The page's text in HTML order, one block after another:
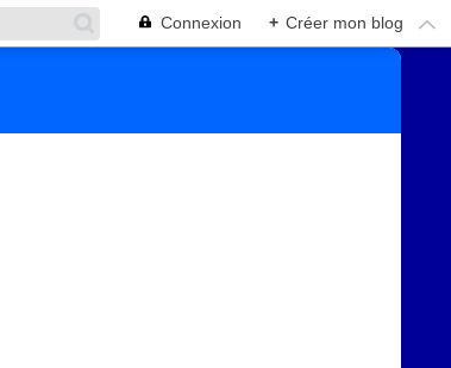
Connexion + Créer mon blog